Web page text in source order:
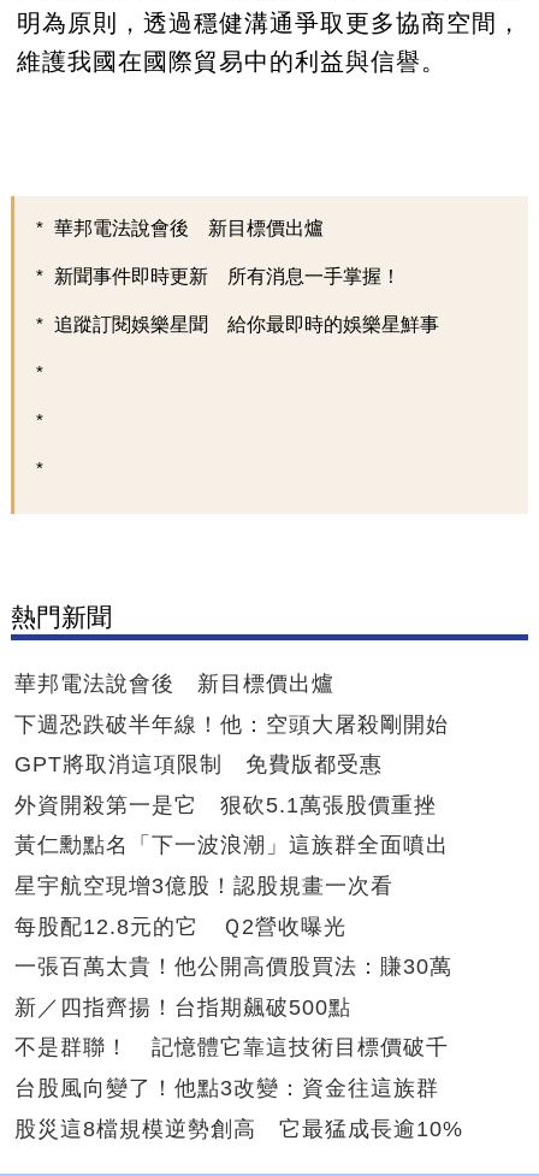
明為原則，透過穩健溝通爭取更多協商空間，
維護我國在國際貿易中的利益與信譽。
華邦電法說會後 新目標價出爐
新聞事件即時更新 所有消息一手掌握！
追蹤訂閱娛樂星聞 給你最即時的娛樂星鮮事
熱門新聞
華邦電法說會後 新目標價出爐
下週恐跌破半年線！他：空頭大屠殺剛開始
GPT將取消這項限制 免費版都受惠
外資開殺第一是它 狠砍5.1萬張股價重挫
黃仁勳點名「下一波浪潮」這族群全面噴出
星宇航空現增3億股！認股規畫一次看
每股配12.8元的它 Ｑ2營收曝光
一張百萬太貴！他公開高價股買法：賺30萬
新／四指齊揚！台指期飆破500點
不是群聯！ 記憶體它靠這技術目標價破千
台股風向變了！他點3改變：資金往這族群
股災這8檔規模逆勢創高 它最猛成長逾10%